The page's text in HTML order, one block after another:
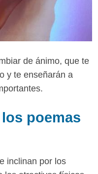
de ánimo, que te
y te enseñarán a
poemas
inclinan por los